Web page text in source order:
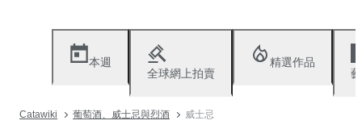
本週
全球網上拍賣
精選作品
Catawiki 葡萄酒、威士忌與烈酒 威士忌